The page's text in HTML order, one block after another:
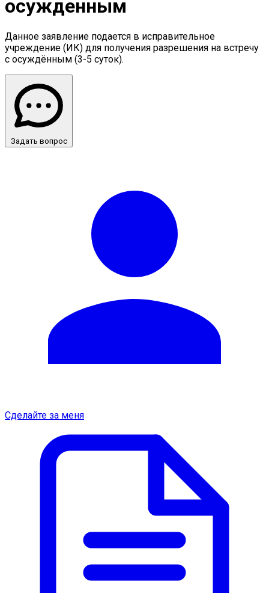
осужденным
Данное заявление подается в исправительное
учреждение (ИК) для получения разрешения на встречу
с осуждённым (3-5 суток).
Задать вопрос
Сделайте за меня